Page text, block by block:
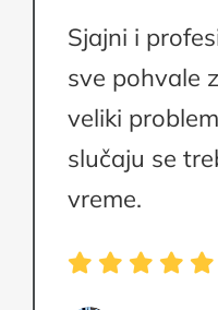
Sjajni i
sve pohvale
veliki
slučaju se
vreme.